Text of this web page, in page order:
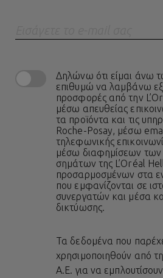
Δηλώνω ότι είμαι άνω
επιθυμώ να λαμβάνω
προσφορές από την
μέσω απευθείας
τα προϊόντα και τις
Roche-Posay, μέσω
τηλεφωνικής
μέσω διαφημίσεων
σημάτων της L’Oréal
προσαρμοσμένων στα
που εμφανίζονται σε
συνεργατών και μέσα
δικτύωσης.
Τα δεδομένα που
χρησιμοποιηθούν από
A.E. για να